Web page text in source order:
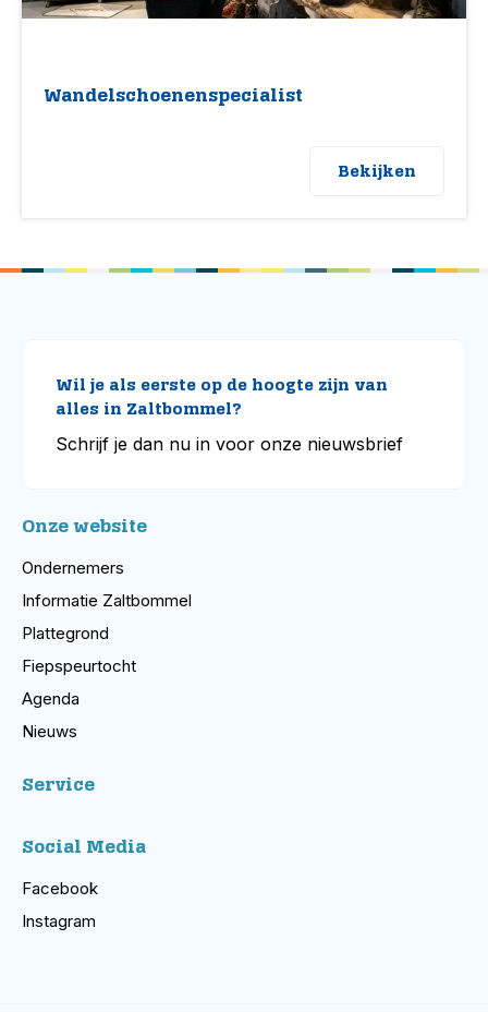
Wandelschoenenspecialist
Bekijken
Wil je als eerste op de hoogte zijn van
alles in Zaltbommel?
Schrijf je dan nu in voor onze nieuwsbrief
Onze website
Ondernemers
Informatie Zaltbommel
Plattegrond
Fiepspeurtocht
Agenda
Nieuws
Service
Social Media
Facebook
Instagram